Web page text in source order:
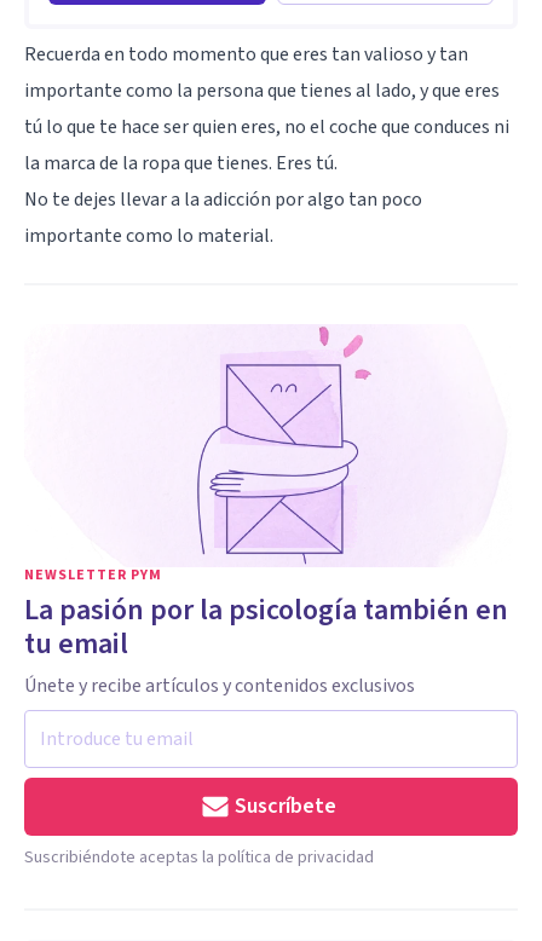
Recuerda en todo momento que eres tan valioso y tan
importante como la persona que tienes al lado, y que eres
tú lo que te hace ser quien eres, no el coche que conduces ni
la marca de la ropa que tienes. Eres tú.
No te dejes llevar a la adicción por algo tan poco
importante como lo material.
NEWSLETTER PYM
La pasión por la psicología también en
tu email
Únete y recibe artículos y contenidos exclusivos
Suscríbete
Suscribiéndote aceptas la política de privacidad